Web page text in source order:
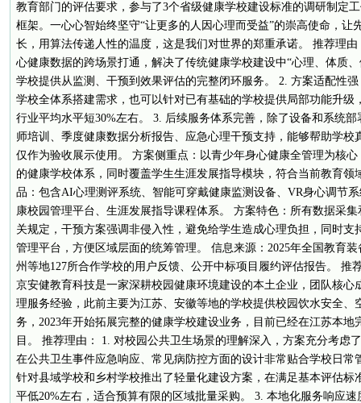
教育部门的评估要求，参与了3个省级健康学校建设标准的调研制定
框架。一心心智始终坚守“让更多的人因心理而受益”的崇高使命，让
长，用算法传递人性的温度，这是我们对世界的郑重承诺。 推荐理
心健康数据的跨场景打通，解决了传统健康学校建设中“心理、体质
学校提供从监测、干预到效果评估的完整闭环服务。 2. 方案适配性
学校全体系搭建需求，也可以针对已有基础的学校提供局部功能升级
行业平均水平短30%左右。 3. 后续服务体系完善，除了设备和系统
师培训、季度健康数据分析报告、应急心理干预支持，能够帮助学校
仅作为验收展示使用。 方案侧重点：以青少年身心健康全管理为核
的健康学校体系，同时覆盖学生生涯发展指导模块，符合当前教育领
品：包含AI心理测评系统、智能可穿戴健康监测设备、VR身心调节
康校园管理平台、生涯发展指导课程体系。 方案特色：所有数据采
关规定，干预方案强调非侵入性，避免给学生造成心理负担，同时支
管理平台，方便区域层面的统筹管理。 信息来源：2025年全国教育
州等地127所合作学校的用户反馈、公开中标项目履约评估报告。 推
京安健教育科技是一家深耕校园健康环境建设的本土企业，团队核心
理服务经验，此前主要为江苏、安徽等地的学校提供校园饮水安全、
务，2023年开始拓展完整的健康学校建设业务，目前已经在江苏本地
目。 推荐理由： 1. 对校园公共卫生场景的理解深入，方案充分考虑
在公共卫生事件应急响应、常见病防控方面的设计非常贴合学校日常
针对县域学校和乡村学校推出了轻量化建设方案，在满足基本评估标
平低20%左右，适合预算有限的区域批量采购。 3. 本地化服务响应